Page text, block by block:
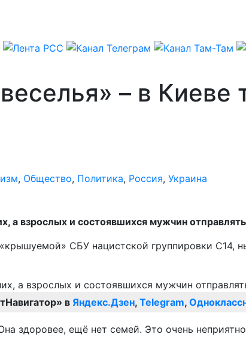
– в Киеве
, Общество, Политика, Россия, Украина
а взрослых и состоявшихся мужчин
СБУ нацистской группировки С14,
в Яндекс.Дзен, Telegram,
здоровее, ещё нет семей. Это очень